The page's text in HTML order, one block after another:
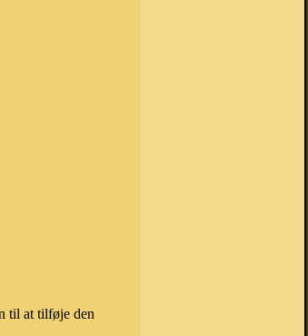
til at tilføje den